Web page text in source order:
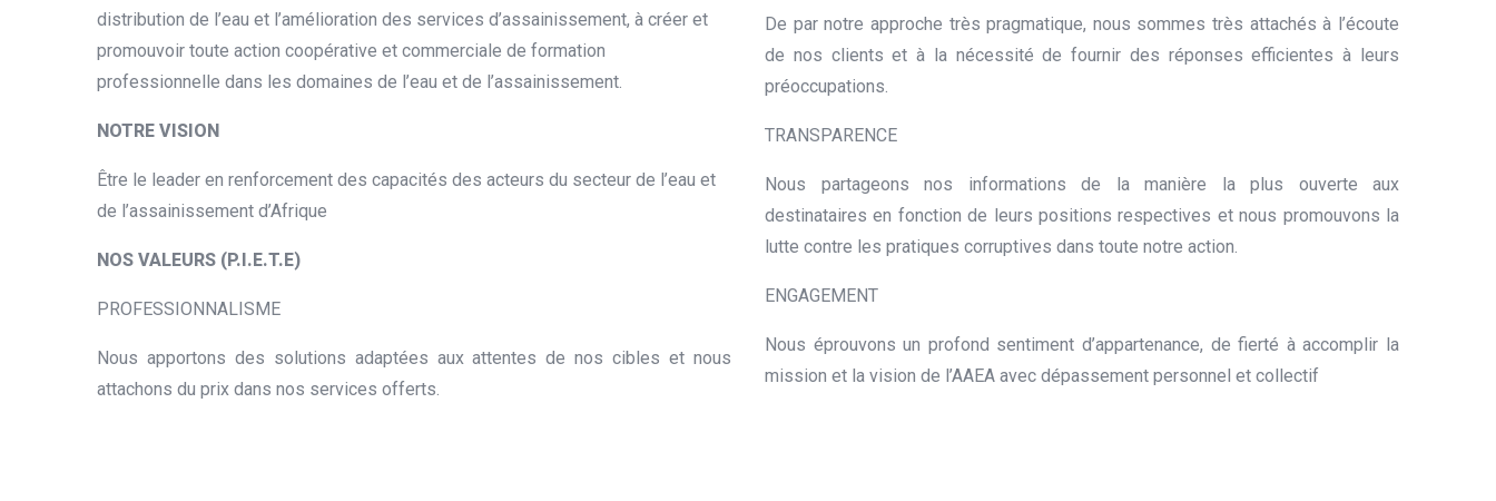
distribution de l’eau et l’amélioration des services d’assainissement, à créer et
promouvoir toute action coopérative et commerciale de formation
professionnelle dans les domaines de l’eau et de l’assainissement.
NOTRE VISION
Être le leader en renforcement des capacités des acteurs du secteur de l’eau et
de l’assainissement d’Afrique
NOS VALEURS (P.I.E.T.E)
PROFESSIONNALISME
Nous apportons des solutions adaptées aux attentes de nos cibles et nous
attachons du prix dans nos services offerts.
De par notre approche très pragmatique, nous sommes très attachés à l’écoute
de nos clients et à la nécessité de fournir des réponses efficientes à leurs
préoccupations.
TRANSPARENCE
Nous partageons nos informations de la manière la plus ouverte aux
destinataires en fonction de leurs positions respectives et nous promouvons la
lutte contre les pratiques corruptives dans toute notre action.
ENGAGEMENT
Nous éprouvons un profond sentiment d’appartenance, de fierté à accomplir la
mission et la vision de l’AAEA avec dépassement personnel et collectif